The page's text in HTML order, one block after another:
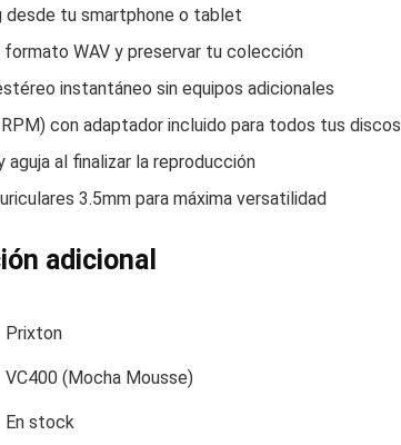
desde tu smartphone o tablet
formato WAV y preservar tu colección
instantáneo sin equipos adicionales
con adaptador incluido para todos tus discos
al finalizar la reproducción
3.5mm para máxima versatilidad
adicional
Prixton
VC400 (Mocha Mousse)
En stock